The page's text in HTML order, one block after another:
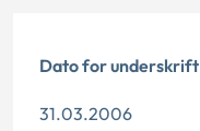
Dato for underskrift
31.03.2006